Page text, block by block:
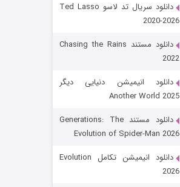
رویایی برای تو
قسمت
دانلود سریال تد لاسو Ted Lasso
2020-2026
دانلود مستند Chasing the Rains
2022
دانلود انیمیشن دنیایی دیگر
Another World 2025
دانلود مستند Generations: The
Evolution of Spider-Man 2026
دانلود انیمیشن تکامل Evolution
2026